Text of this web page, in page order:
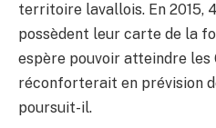
territoire lavallois. En 2015,
possèdent leur carte de la
espère pouvoir atteindre les
réconforterait en prévision
poursuit-il.